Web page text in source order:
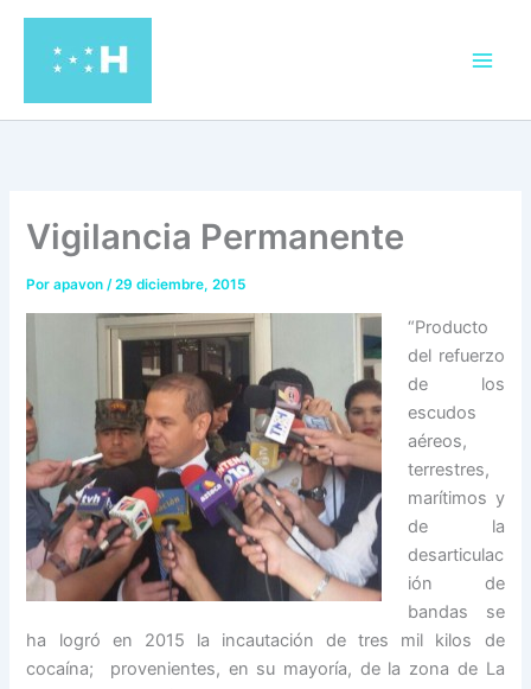
contenido
Vigilancia Permanente
Porapavon/29 diciembre, 2015
“Producto
del refuerzo
de los
escudos
aéreos,
terrestres,
marítimos y
de la
desarticulac
ión de
bandas se
ha logró en 2015 la incautación de tres mil kilos de
cocaína; provenientes, en su mayoría, de la zona de La